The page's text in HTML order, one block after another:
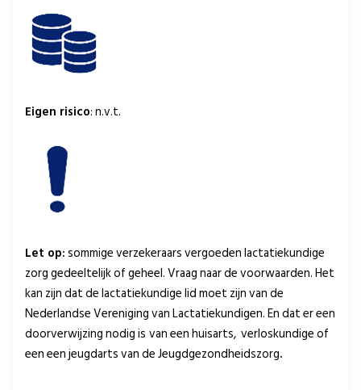
Eigen risico: n.v.t.
Let op:sommige verzekeraars vergoeden lactatiekundige
zorg gedeeltelijk of geheel. Vraag naar de voorwaarden. Het
kan zijn dat de lactatiekundige lid moet zijn van de
Nederlandse Vereniging van Lactatiekundigen. En dat er een
doorverwijzing nodig is van een huisarts, verloskundige of
een een jeugdarts van de Jeugdgezondheidszorg.